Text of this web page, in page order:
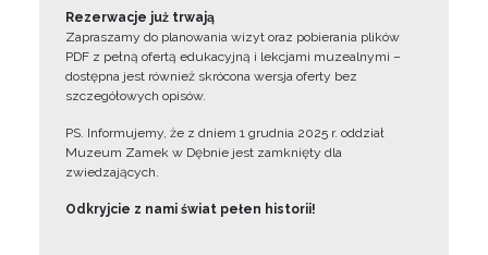
Rezerwacje już trwają
Zapraszamy do planowania wizyt oraz pobierania plików
PDF z pełną ofertą edukacyjną i lekcjami muzealnymi –
dostępna jest również skrócona wersja oferty bez
szczegółowych opisów.
PS. Informujemy, że z dniem 1 grudnia 2025 r. oddział
Muzeum Zamek w Dębnie jest zamknięty dla
zwiedzających.
Odkryjcie z nami świat pełen historii!